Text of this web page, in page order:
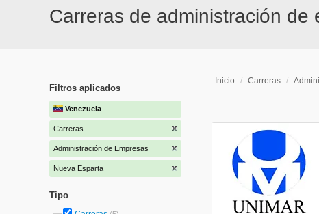
Carreras de administración
Filtros aplicados
Venezuela
Carreras
Administración de Empresas
Nueva Esparta
Tipo
Inicio / Carreras /